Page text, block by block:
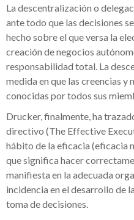
La descentralización o
ante todo que las decisiones
hecho sobre el que versa la
creación de negocios
responsabilidad total. La
medida en que las creencias y
conocidas por todos sus
Drucker, finalmente, ha
directivo (The Effective
hábito de la eficacia (eficacia
que significa hacer
manifiesta en la adecuada
incidencia en el desarrollo de
toma de decisiones.